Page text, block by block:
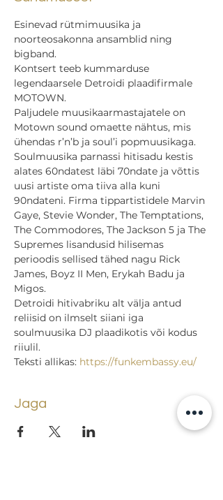
Esinevad rütmimuusika ja
noorteosakonna ansamblid ning
bigband.
Kontsert teeb kummarduse
legendaarsele Detroidi plaadifirmale
MOTOWN.
Paljudele muusikaarmastajatele on
Motown sound omaette nähtus, mis
ühendas r’n’b ja soul’i popmuusikaga.
Soulmuusika parnassi hitisadu kestis
alates 60ndatest läbi 70ndate ja võttis
uusi artiste oma tiiva alla kuni
90ndateni. Firma tippartistidele Marvin
Gaye, Stevie Wonder, The Temptations,
The Commodores, The Jackson 5 ja The
Supremes lisandusid hilisemas
perioodis sellised tähed nagu Rick
James, Boyz II Men, Erykah Badu ja
Migos.
Detroidi hitivabriku alt välja antud
reliisid on ilmselt siiani iga
soulmuusika DJ plaadikotis või kodus
riiulil.
Teksti allikas: https://funkembassy.eu/
Jaga